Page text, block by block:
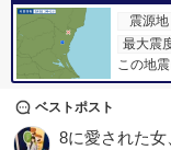
震源地
最大震
この地
ベストポスト
8に愛された